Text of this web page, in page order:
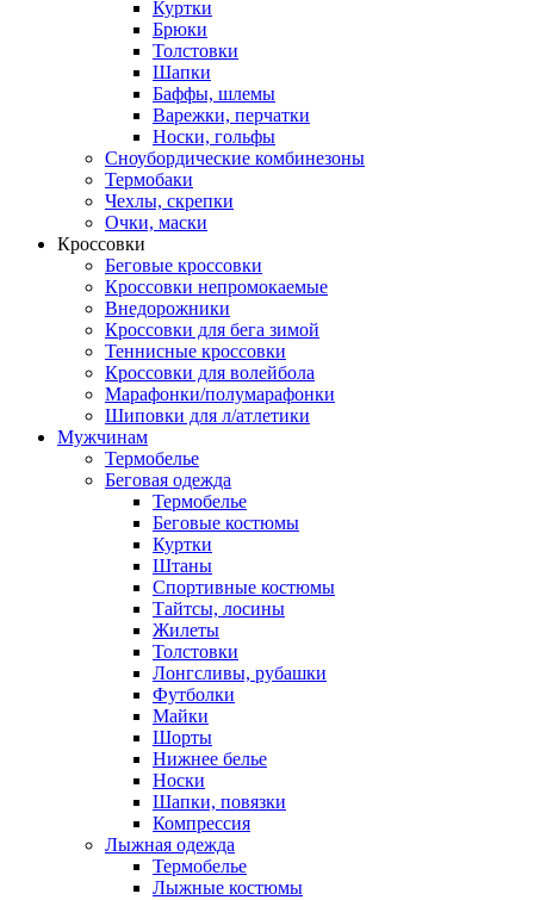
Куртки
Брюки
Толстовки
Шапки
Баффы, шлемы
Варежки, перчатки
Носки, гольфы
Сноубордические комбинезоны
Термобаки
Чехлы, скрепки
Очки, маски
Кроссовки
Беговые кроссовки
Кроссовки непромокаемые
Внедорожники
Кроссовки для бега зимой
Теннисные кроссовки
Кроссовки для волейбола
Марафонки/полумарафонки
Шиповки для л/атлетики
Мужчинам
Термобелье
Беговая одежда
Термобелье
Беговые костюмы
Куртки
Штаны
Спортивные костюмы
Тайтсы, лосины
Жилеты
Толстовки
Лонгсливы, рубашки
Футболки
Майки
Шорты
Нижнее белье
Носки
Шапки, повязки
Компрессия
Лыжная одежда
Термобелье
Лыжные костюмы